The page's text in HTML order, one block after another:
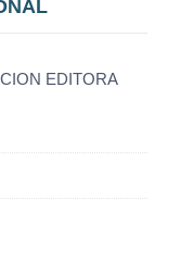
EDITORA